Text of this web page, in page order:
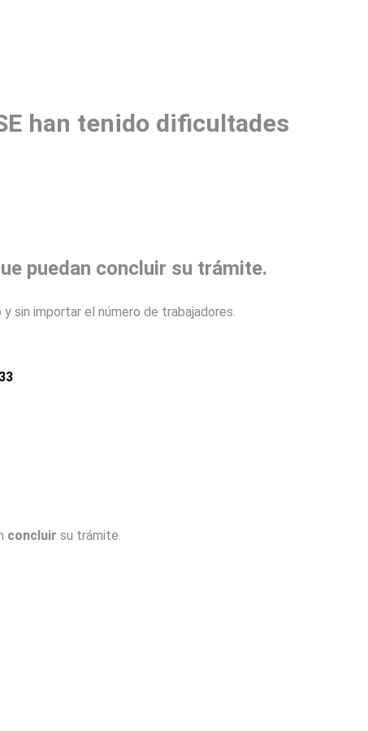
han tenido dificultades
puedan concluir su trámite.
sin importar el número de trabajadores.
concluir su trámite.